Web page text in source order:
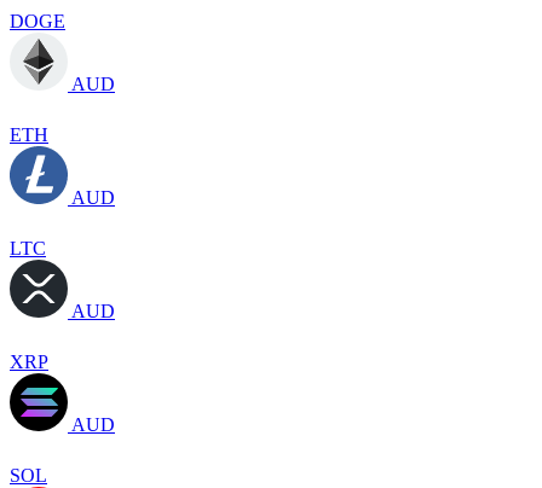
DOGE
AUD
ETH
AUD
LTC
AUD
XRP
AUD
SOL